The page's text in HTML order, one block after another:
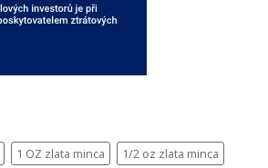
1 OZ zlata minca 1/2 oz zlata minca